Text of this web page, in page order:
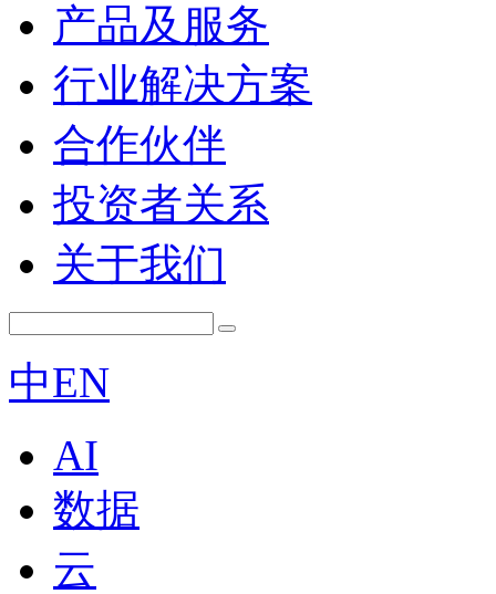
产品及服务
行业解决方案
合作伙伴
投资者关系
关于我们
中EN
AI
数据
云